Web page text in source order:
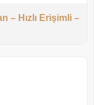
– Hızlı Erişimli –